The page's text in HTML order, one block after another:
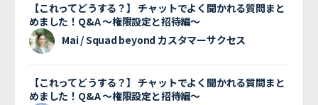
【これってどうする？】 チャットでよく聞かれる質問まと
めました！Q&A 〜権限設定と招待編〜
Mai / Squad beyond カスタマーサクセス
【これってどうする？】 チャットでよく聞かれる質問まと
めました！Q&A 〜権限設定と招待編〜